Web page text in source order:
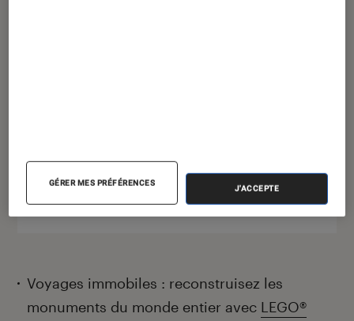
Voyages immobiles : reconstruisez les
monuments du monde entier avec LEGO®
GÉRER MES PRÉFÉRENCES
J'ACCEPTE